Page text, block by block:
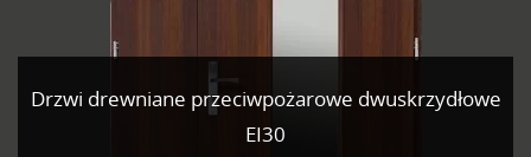
Drzwi drewniane przeciwpożarowe dwuskrzydłowe
EI30